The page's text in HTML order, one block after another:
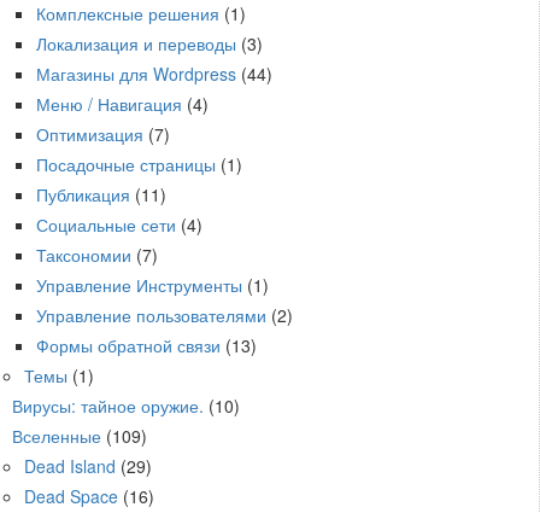
Комплексные решения (1)
Локализация и переводы (3)
Магазины для Wordpress (44)
Меню / Навигация (4)
Оптимизация (7)
Посадочные страницы (1)
Публикация (11)
Социальные сети (4)
Таксономии (7)
Управление Инструменты (1)
Управление пользователями (2)
Формы обратной связи (13)
Темы (1)
Вирусы: тайное оружие. (10)
Вселенные (109)
Dead Island (29)
Dead Space (16)